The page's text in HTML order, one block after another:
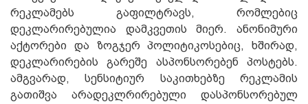
რეკლამებს გაფილტრავს, რომლებიც
დეკლარირებულია დამკვეთის მიერ. ანონიმური
აქტორები და ზოგჯერ პოლიტიკოსებიც, ხშირად,
დეკლარირების გარეშე ასპონსორებენ პოსტებს.
ამგვარად, სენსიტიურ საკითხებზე რეკლამის
გათიშვა არადეკლრირებული დასპონსორებულ